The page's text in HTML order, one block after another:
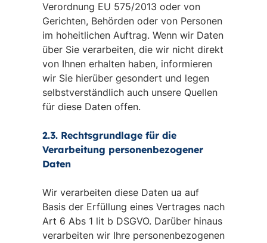
Verordnung EU 575/2013 oder von
Gerichten, Behörden oder von Personen
im hoheitlichen Auftrag. Wenn wir Daten
über Sie verarbeiten, die wir nicht direkt
von Ihnen erhalten haben, informieren
wir Sie hierüber gesondert und legen
selbstverständlich auch unsere Quellen
für diese Daten offen.
2.3. Rechtsgrundlage für die
Verarbeitung personenbezogener
Daten
Wir verarbeiten diese Daten ua auf
Basis der Erfüllung eines Vertrages nach
Art 6 Abs 1 lit b DSGVO. Darüber hinaus
verarbeiten wir Ihre personenbezogenen